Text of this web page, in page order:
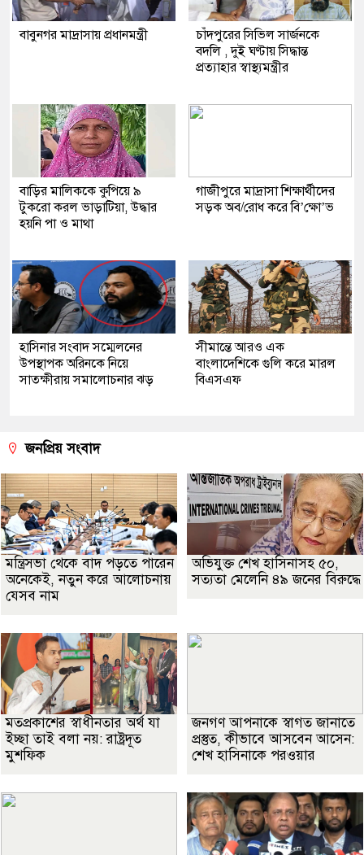
বাবুনগর মাদ্রাসায় প্রধানমন্ত্রী
চাঁদপুরের সিভিল সার্জনকে
বদলি , দুই ঘণ্টায় সিদ্ধান্ত
প্রত্যাহার স্বাস্থ্যমন্ত্রীর
বাড়ির মালিককে কুপিয়ে ৯
টুকরো করল ভাড়াটিয়া, উদ্ধার
হয়নি পা ও মাথা
গাজীপুরে মাদ্রাসা শিক্ষার্থীদের
সড়ক অব/রোধ করে বি’ক্ষো’ভ
হাসিনার সংবাদ সম্মেলনের
উপস্থাপক অরিনকে নিয়ে
সাতক্ষীরায় সমালোচনার ঝড়
সীমান্তে আরও এক
বাংলাদেশিকে গুলি করে মারল
বিএসএফ
জনপ্রিয় সংবাদ
মন্ত্রিসভা থেকে বাদ পড়তে পারেন
অনেকেই, নতুন করে আলোচনায়
যেসব নাম
অভিযুক্ত শেখ হাসিনাসহ ৫০,
সত্যতা মেলেনি ৪৯ জনের বিরুদ্ধে
মতপ্রকাশের স্বাধীনতার অর্থ যা
ইচ্ছা তাই বলা নয়: রাষ্ট্রদূত
মুশফিক
জনগণ আপনাকে স্বাগত জানাতে
প্রস্তুত, কীভাবে আসবেন আসেন:
শেখ হাসিনাকে পরওয়ার